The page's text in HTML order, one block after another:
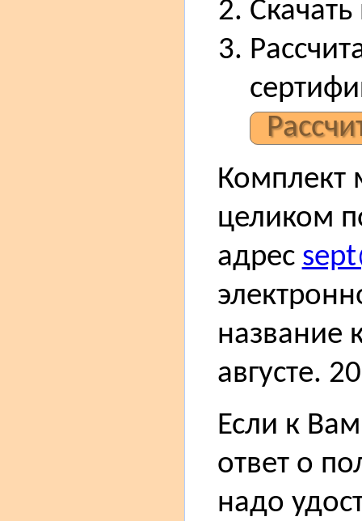
Комплект
целиком
адрес
название
августе.
Если к
ответ о
надо